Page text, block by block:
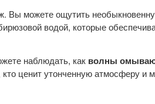
Вы можете ощутить
водой, которые
наблюдать, как волны
ценит утонченную атмосферу и